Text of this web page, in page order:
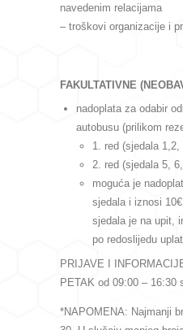
navedenim relacijama
– troškovi organizacije i
FAKULTATIVNE
nadoplata za odabir
autobusu (prilikom
1. red (sjedala
2. red (sjedala 5,
moguća je
sjedala i iznosi
sjedala je na upit,
po redoslijedu
PRIJAVE I
PETAK od 09:00 – 16:30
*NAPOMENA: Najmanji